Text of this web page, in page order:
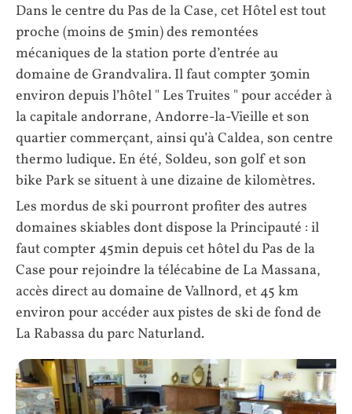
Dans le centre du Pas de la Case, cet Hôtel est tout
proche (moins de 5min) des remontées
mécaniques de la station porte d’entrée au
domaine de Grandvalira. Il faut compter 30min
environ depuis l’hôtel " Les Truites " pour accéder à
la capitale andorrane, Andorre-la-Vieille et son
quartier commerçant, ainsi qu’à Caldea, son centre
thermo ludique. En été, Soldeu, son golf et son
bike Park se situent à une dizaine de kilomètres.
Les mordus de ski pourront profiter des autres
domaines skiables dont dispose la Principauté : il
faut compter 45min depuis cet hôtel du Pas de la
Case pour rejoindre la télécabine de La Massana,
accès direct au domaine de Vallnord, et 45 km
environ pour accéder aux pistes de ski de fond de
La Rabassa du parc Naturland.